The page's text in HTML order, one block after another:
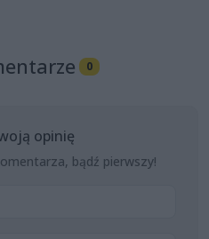
0
opinię
bądź pierwszy!